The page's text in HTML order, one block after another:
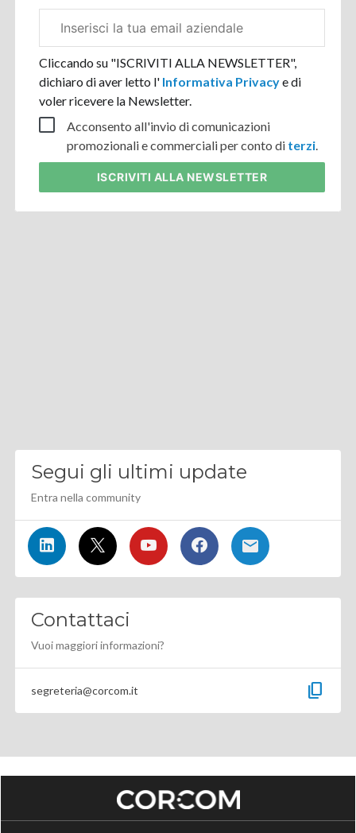
aziendale
Cliccando su "ISCRIVITI ALLA NEWSLETTER",
dichiaro di aver letto l' Informativa Privacye di
voler ricevere la Newsletter.
Acconsento all'invio di comunicazioni
promozionali e commerciali per conto di terzi.
ISCRIVITI ALLA NEWSLETTER
Segui gli ultimi update
Entra nella community
Contattaci
Vuoi maggiori informazioni?
segreteria@corcom.it content_copy